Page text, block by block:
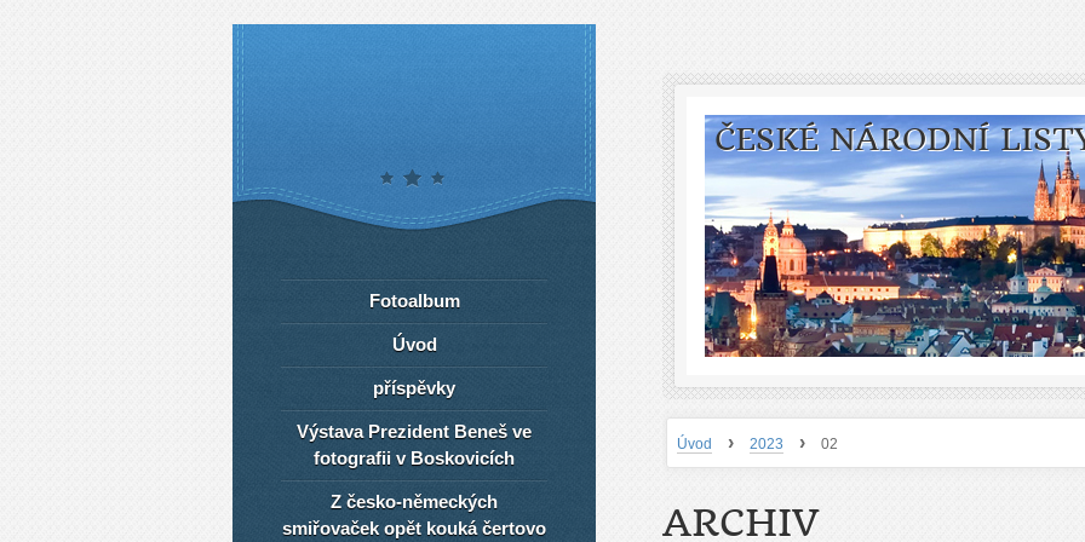
ČESKÉ NÁRODNÍ
Úvod › 2023 › 02
ARCHIV
Fotoalbum
Úvod
příspěvky
Výstava Prezident Beneš ve
fotografii v Boskovicích
Z česko-německých
smiřovaček opět kouká čertovo